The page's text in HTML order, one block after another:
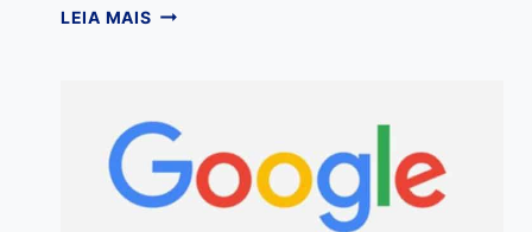
LEIA MAISMARKETING
QUE
E
COMO